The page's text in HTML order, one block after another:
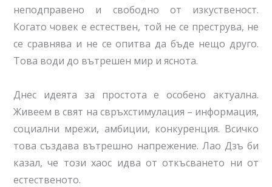
неподправено и свободно от изкуственост.
Когато човек е естествен, той не се преструва, не
се сравнява и не се опитва да бъде нещо друго.
Това води до вътрешен мир и яснота.
Днес идеята за простота е особено актуална.
Живеем в свят на свръхстимулация – информация,
социални мрежи, амбиции, конкуренция. Всичко
това създава вътрешно напрежение. Лао Дзъ би
казал, че този хаос идва от откъсването ни от
естественото.